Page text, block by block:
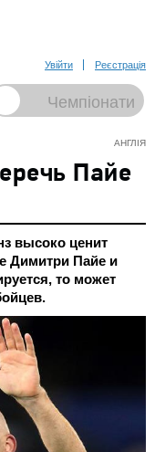
Увійти Реєстрація
АНГЛІЯ
Пайе
высоко ценит
Димитри Пайе и
то может